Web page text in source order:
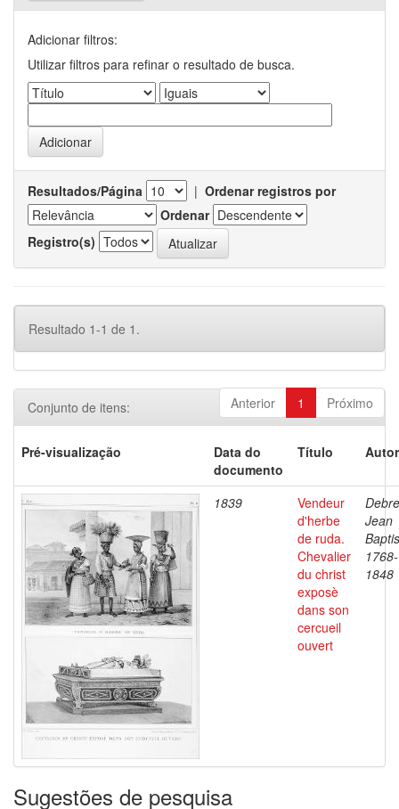
Adicionar filtros:
Utilizar filtros para refinar o resultado de busca.
Resultados/Página | Ordenar registros por
Ordenar
Registro(s)
Resultado 1-1 de 1.
Anterior 1 Próximo
Conjunto de itens:
Pré-visualização
Data do
documento
Título
1839
Vendeur
d'herbe
de ruda.
Chevalier
du christ
exposè
dans son
cercueil
ouvert
Jean
1768-
1848
Sugestões de pesquisa